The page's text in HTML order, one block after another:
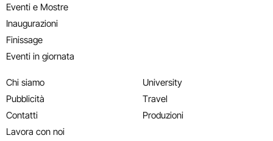
Eventi e Mostre
Inaugurazioni
Finissage
Eventi in giornata
Chi siamo
Pubblicità
Contatti
Lavora con noi
University
Travel
Produzioni